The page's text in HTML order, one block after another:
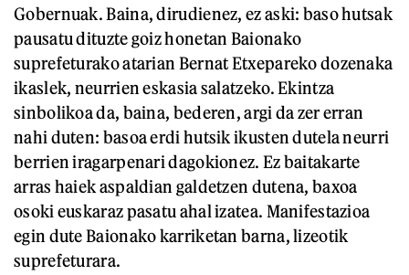
Gobernuak. Baina, dirudienez, ez aski: baso hutsak
pausatu dituzte goiz honetan Baionako
suprefeturako atarian Bernat Etxepareko dozenaka
ikaslek, neurrien eskasia salatzeko. Ekintza
sinbolikoa da, baina, bederen, argi da zer erran
nahi duten: basoa erdi hutsik ikusten dutela neurri
berrien iragarpenari dagokionez. Ez baitakarte
arras haiek aspaldian galdetzen dutena, baxoa
osoki euskaraz pasatu ahal izatea. Manifestazioa
egin dute Baionako karriketan barna, lizeotik
suprefeturara.